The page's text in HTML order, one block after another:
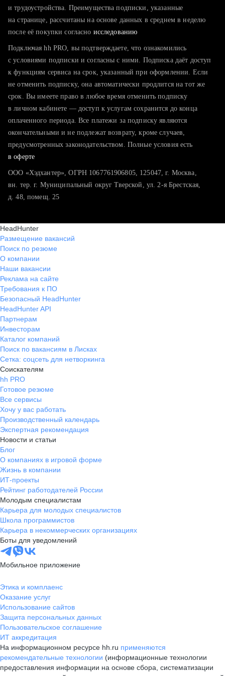
тратите много времени на поиск и вручную поднимаете
хотите сравнить себя с конкурентами и оценить шансы
и трудоустройства. Преимущества подписки, указанные
на странице, рассчитаны на основе данных в среднем в неделю
после её покупки согласно исследованию
Подключая hh PRO, вы подтверждаете, что ознакомились
с условиями подписки и согласны с ними. Подписка даёт доступ
к функциям сервиса на срок, указанный при оформлении. Если
не отменить подписку, она автоматически продлится на тот же
срок. Вы имеете право в любое время отменить подписку
в личном кабинете — доступ к услугам сохранится до конца
оплаченного периода. Все платежи за подписку являются
окончательными и не подлежат возврату, кроме случаев,
предусмотренных законодательством. Полные условия есть
в оферте
ООО «Хэдхантер», ОГРН 1067761906805, 125047, г. Москва,
вн. тер. г. Муниципальный округ Тверской, ул. 2-я Брестская,
д. 48, помещ. 25
HeadHunter
Размещение вакансий
Поиск по резюме
О компании
Наши вакансии
Реклама на сайте
Требования к ПО
Безопасный HeadHunter
HeadHunter API
Партнерам
Инвесторам
Каталог компаний
Поиск по вакансиям в Лисках
Сетка: соцсеть для нетворкинга
Соискателям
hh PRO
Готовое резюме
Все сервисы
Хочу у вас работать
Производственный календарь
Экспертная рекомендация
Новости и статьи
Блог
О компаниях в игровой форме
Жизнь в компании
ИТ-проекты
Рейтинг работодателей России
Молодым специалистам
Карьера для молодых специалистов
Школа программистов
Карьера в некоммерческих организациях
Боты для уведомлений
Мобильное приложение
Этика и комплаенс
Оказание услуг
Использование сайтов
Защита персональных данных
Пользовательское соглашение
ИТ аккредитация
На информационном ресурсе hh.ru применяются
рекомендательные технологии (информационные технологии
предоставления информации на основе сбора, систематизации